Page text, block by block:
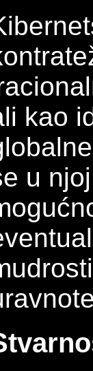
kao
u